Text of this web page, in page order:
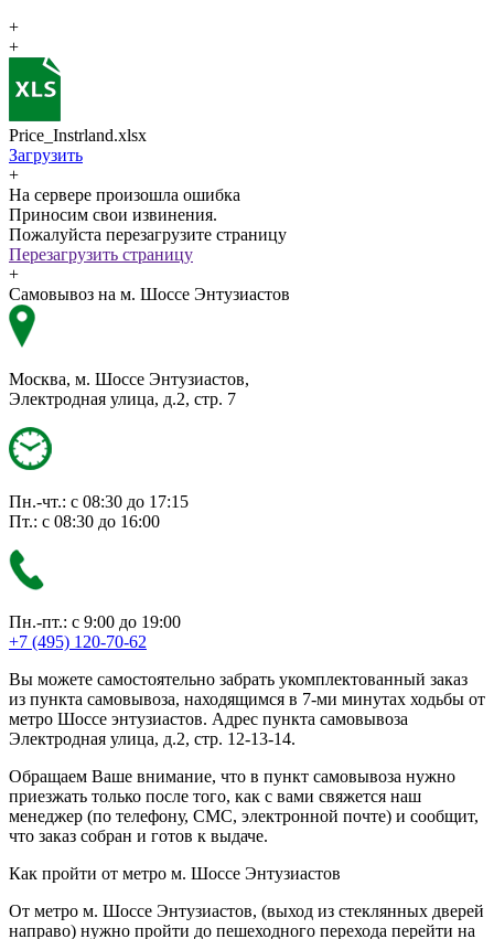
+
+
Price_Instrland.xlsx
Загрузить
+
На сервере произошла ошибка
Приносим свои извинения.
Пожалуйста перезагрузите страницу
Перезагрузить страницу
+
Самовывоз на м. Шоссе Энтузиастов
Москва, м. Шоссе Энтузиастов,
Электродная улица, д.2, стр. 7
Пн.-чт.: с 08:30 до 17:15
Пт.: с 08:30 до 16:00
Пн.-пт.: с 9:00 до 19:00
+7 (495) 120-70-62
Вы можете самостоятельно забрать укомплектованный заказ
из пункта самовывоза, находящимся в 7-ми минутах ходьбы от
метро Шоссе энтузиастов. Адрес пункта самовывоза
Электродная улица, д.2, стр. 12-13-14.
Обращаем Ваше внимание, что в пункт самовывоза нужно
приезжать только после того, как с вами свяжется наш
менеджер (по телефону, СМС, электронной почте) и сообщит,
что заказ собран и готов к выдаче.
Как пройти от метро м. Шоссе Энтузиастов
От метро м. Шоссе Энтузиастов, (выход из стеклянных дверей
направо) нужно пройти до пешеходного перехода перейти на